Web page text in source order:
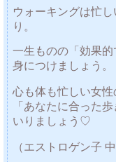
ウォーキングは忙
り。
一生ものの「効果
身につけましょう。
心も体も忙しい女性
「あなたに合った
いりましょう♡
（エストロゲン子